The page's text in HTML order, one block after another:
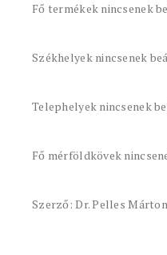
Fő termékek nincsenek
Székhelyek nincsenek
Telephelyek nincsenek
Fő mérföldkövek
Szerző: Dr. Pelles Márton